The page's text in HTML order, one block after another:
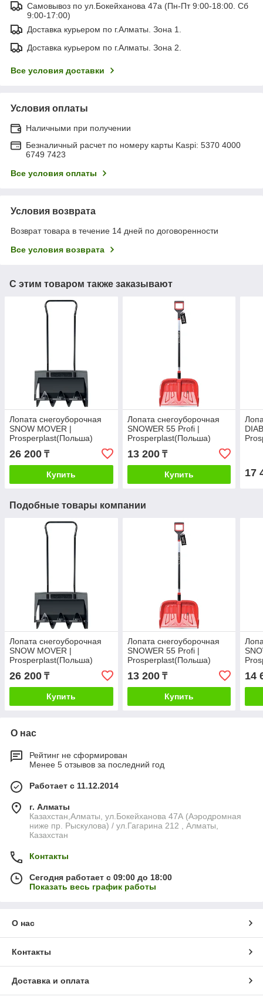
Самовывоз по ул.Бокейханова 47а (Пн-Пт 9:00-18:00. Сб
9:00-17:00)
Доставка курьером по г.Алматы. Зона 1.
Доставка курьером по г.Алматы. Зона 2.
Все условия доставки
Условия оплаты
Наличными при получении
Безналичный расчет по номеру карты Kaspi: 5370 4000
6749 7423
Все условия оплаты
Условия возврата
Возврат товара в течение 14 дней по договоренности
Все условия возврата
С этим товаром также заказывают
Лопата снегоуборочная
SNOW MOVER |
Prosperplast(Польша)
26 200 ₸
Купить
Лопата снегоуборочная
SNOWER 55 Profi |
Prosperplast(Польша)
13 200₸
Купить 17
Подобные товары компании
Лопата снегоуборочная
SNOW MOVER |
Prosperplast(Польша)
26 200 ₸
Купить
Лопата снегоуборочная
SNOWER 55 Profi |
Prosperplast(Польша)
13 200₸
Купить
14
О нас
Рейтинг не сформирован
Менее 5 отзывов за последний год
Работает с 11.12.2014
г. Алматы
Казахстан,Алматы, ул.Бокейханова 47А (Аэродромная
ниже пр. Рыскулова) / ул.Гагарина 212 , Алматы,
Казахстан
Контакты
Сегодня работает с 09:00 до 18:00
Показать весь график работы
О нас
Контакты
Доставка и оплата